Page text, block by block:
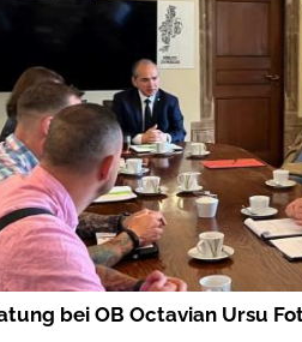
bei OB Octavian Ursu